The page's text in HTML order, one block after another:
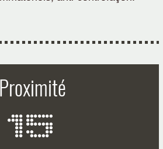
Proximité
15